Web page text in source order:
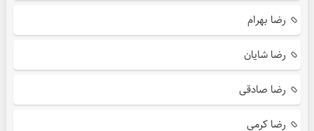
رضا بهرام
رضا شایان
رضا صادقی
رضا کرمی